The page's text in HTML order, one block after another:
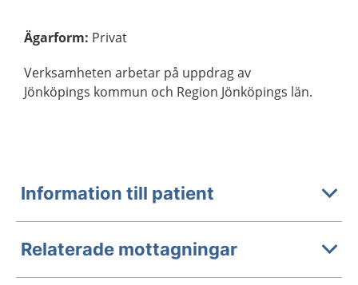
Ägarform: Privat
Verksamheten arbetar på uppdrag av
Jönköpings kommun och Region Jönköpings län.
Information till patient
Relaterade mottagningar